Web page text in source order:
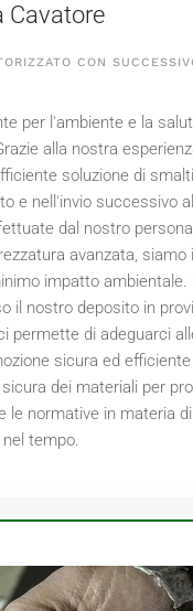
Cavatore
CON
per l'ambiente e la
alla nostra
soluzione di
e nell'invio successivo
dal nostro
avanzata, siamo
impatto ambientale.
il nostro deposito in
permette di adeguarci
sicura ed
dei materiali per
le normative in materia
tempo.